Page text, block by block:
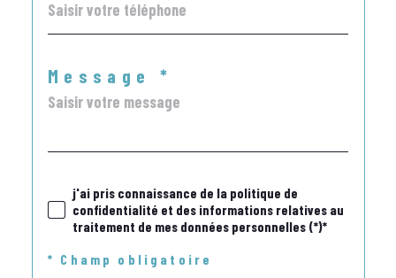
Message *
j'ai pris connaissance de la politique de
confidentialité et des informations relatives au
traitement de mes données personnelles (*)*
* Champ obligatoire